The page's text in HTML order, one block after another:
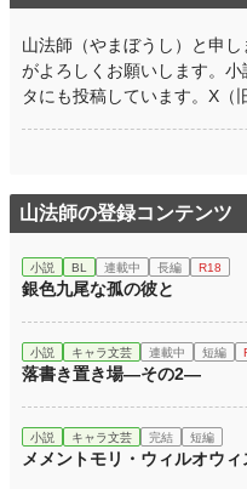
山法師（やまぼうし）と申
がよろしくお願いします。
タにも投稿しています。X
山法師の登録コンテンツ
小説 BL 連載中 長編 R18
銀色九尾な孤の彼と
小説 キャラ文芸 連載中 短編
落書き置き場—その2—
小説 キャラ文芸 完結 短編
メメントモリ・ウィルオウィ